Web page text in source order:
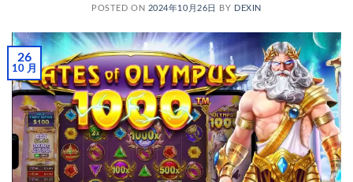
POSTED ON 2024年10月26日 BY DEXIN
26
10 月